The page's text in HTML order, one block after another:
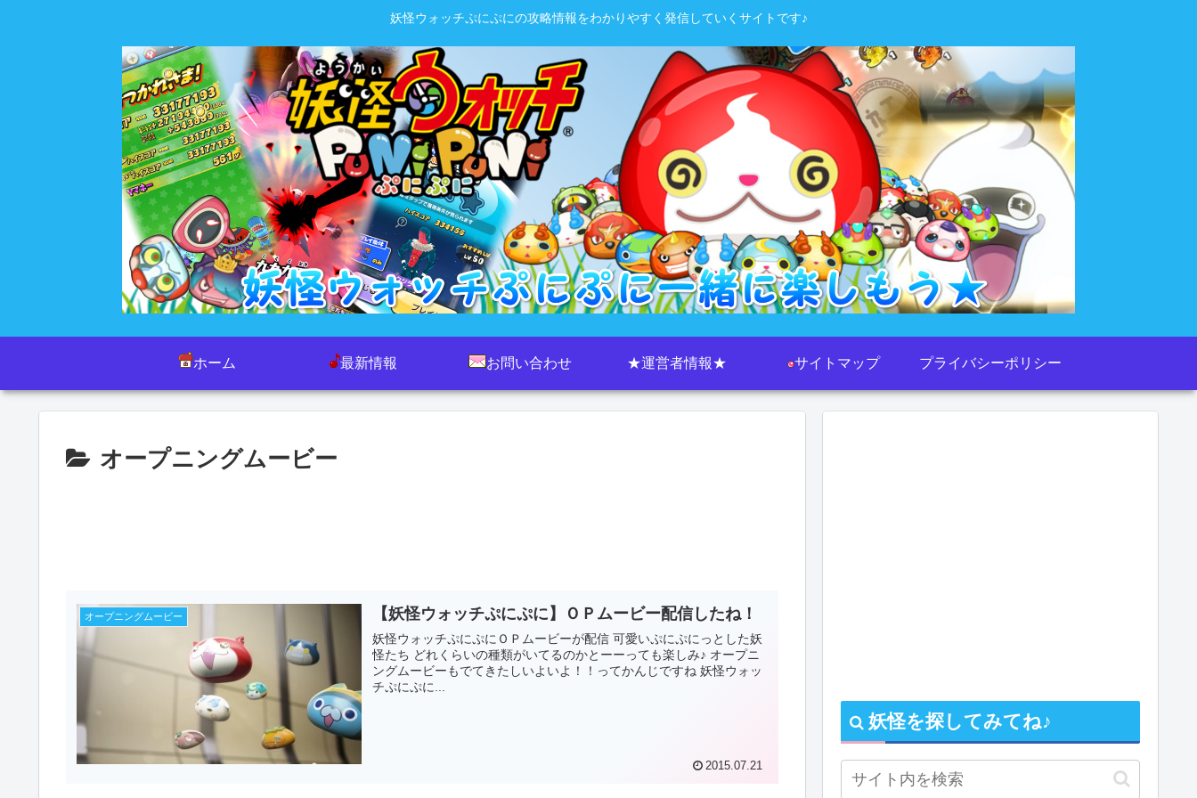
妖怪ウォッチぷにぷにの攻略情報をわかりやすく発信していくサイトです♪
ホーム 最新情報 お問い合わせ ★運営者情報★ サイトマップ プライバシーポリシー
オープニングムービー
オープニングムービー 【妖怪ウォッチぷにぷに】ＯＰムービー配信したね！
妖怪ウォッチぷにぷにＯＰムービーが配信 可愛いぷにぷにっとした妖
怪たち どれくらいの種類がいてるのかとーーっても楽しみ♪ オープニ
ングムービーもでてきたしいよいよ！！ってかんじですね 妖怪ウォッ
チぷにぷに...
2015.07.21
妖怪を探してみてね♪